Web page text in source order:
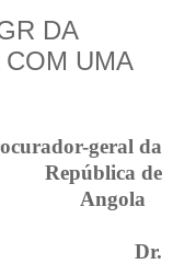
DA
UMA
geral da
República de
Angola
Dr.